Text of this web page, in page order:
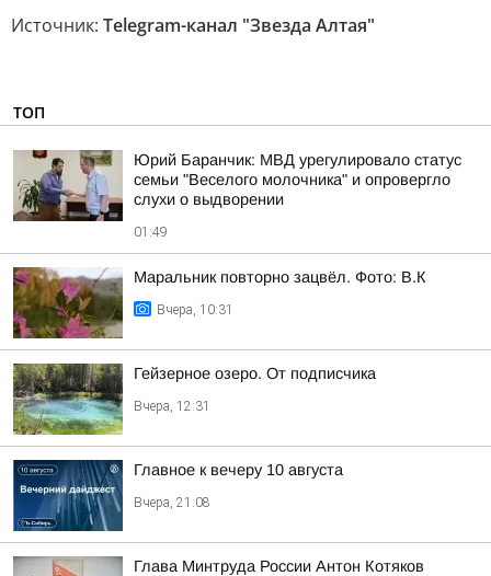
Источник: Telegram-канал "Звезда Алтая"
ТОП
Юрий Баранчик: МВД урегулировало статус
семьи "Веселого молочника" и опровергло
слухи о выдворении
01:49
Маральник повторно зацвёл. Фото: В.К
Вчера, 10:31
Гейзерное озеро. От подписчика
Вчера, 12:31
Главное к вечеру 10 августа
Вчера, 21:08
Глава Минтруда России Антон Котяков